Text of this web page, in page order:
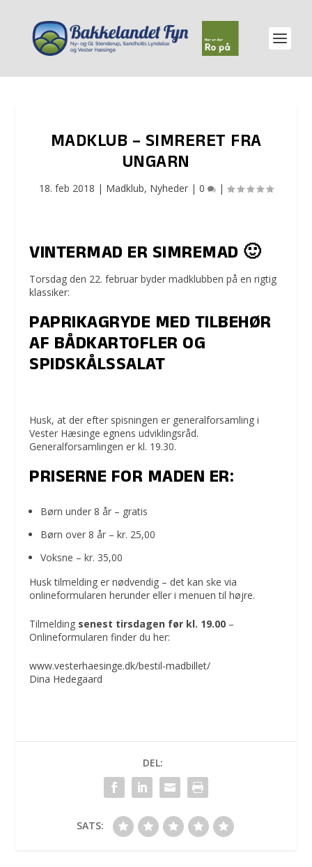
MADKLUB – SIMRERET FRA
UNGARN
18. feb 2018 | Madklub, Nyheder | 0 |
VINTERMAD ER SIMREMAD 🙂
Torsdag den 22. februar byder madklubben på en rigtig
klassiker:
PAPRIKAGRYDE MED TILBEHØR
AF BÅDKARTOFLER OG
SPIDSKÅLSSALAT
Husk, at der efter spisningen er generalforsamling i
Vester Hæsinge egnens udviklingsråd.
Generalforsamlingen er kl. 19.30.
PRISERNE FOR MADEN ER:
Børn under 8 år – gratis
Børn over 8 år – kr. 25,00
Voksne – kr. 35,00
Husk tilmelding er nødvendig – det kan ske via
onlineformularen herunder eller i menuen til højre.
Tilmelding senest tirsdagen før kl. 19.00 –
Onlineformularen finder du her:
www.vesterhaesinge.dk/bestil-madbillet/
Dina Hedegaard
DEL:
SATS: